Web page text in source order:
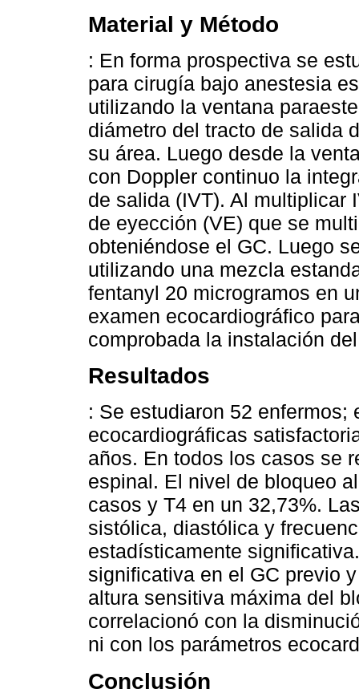
Material y Método
: En forma prospectiva se
para cirugía bajo anestesia
utilizando la ventana
diámetro del tracto de salida
su área. Luego desde la
con Doppler continuo la
de salida (IVT). Al multiplicar
de eyección (VE) que se
obteniéndose el GC. Luego
utilizando una mezcla
fentanyl 20 microgramos en
examen ecocardiográfico
comprobada la instalación
Resultados
: Se estudiaron 52 enfermos;
ecocardiográficas
años. En todos los casos se
espinal. El nivel de bloqueo
casos y T4 en un 32,73%.
sistólica, diastólica y
estadísticamente
significativa en el GC previo
altura sensitiva máxima del
correlacionó con la
ni con los parámetros
Conclusión